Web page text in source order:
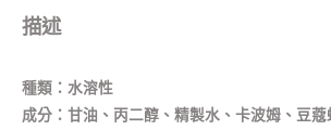
描述
種類：水溶性
成分：甘油、丙二醇、精製水、卡波姆、豆